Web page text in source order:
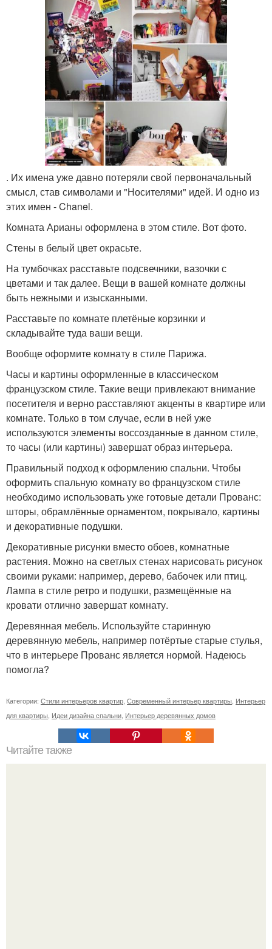
. Их имена уже давно потеряли свой первоначальный
смысл, став символами и "Носителями" идей. И одно из
этих имен - Chanel.
Комната Арианы оформлена в этом стиле. Вот фото.
Стены в белый цвет окрасьте.
На тумбочках расставьте подсвечники, вазочки с
цветами и так далее. Вещи в вашей комнате должны
быть нежными и изысканными.
Расставьте по комнате плетёные корзинки и
складывайте туда ваши вещи.
Вообще оформите комнату в стиле Парижа.
Часы и картины оформленные в классическом
французском стиле. Такие вещи привлекают внимание
посетителя и верно расставляют акценты в квартире или
комнате. Только в том случае, если в ней уже
используются элементы воссозданные в данном стиле,
то часы (или картины) завершат образ интерьера.
Правильный подход к оформлению спальни. Чтобы
оформить спальную комнату во французском стиле
необходимо использовать уже готовые детали Прованс:
шторы, обрамлённые орнаментом, покрывало, картины
и декоративные подушки.
Декоративные рисунки вместо обоев, комнатные
растения. Можно на светлых стенах нарисовать рисунок
своими руками: например, дерево, бабочек или птиц.
Лампа в стиле ретро и подушки, размещённые на
кровати отлично завершат комнату.
Деревянная мебель. Используйте старинную
деревянную мебель, например потёртые старые стулья,
что в интерьере Прованс является нормой. Надеюсь
помогла?
Категории: Стили интерьеров квартир, Современный интерьер квартиры, Интерьер
для квартиры, Идеи дизайна спальни, Интерьер деревянных домов
Читайте также